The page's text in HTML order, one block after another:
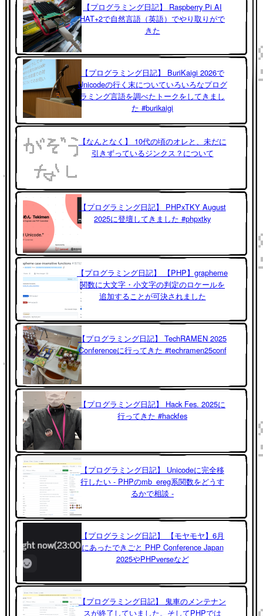
【プログラミング日記】 Raspberry Pi AI
HAT+2で自然言語（英語）でやり取りがで
きた
【プログラミング日記】 BuriKaigi 2026で
Unicodeの行く末についていろいろなプログ
ラミング言語を調べたトークをしてきまし
た #burikaigi
【なんとなく】 10代の頃のオレと、未だに
引きずっているジンクス？について
【プログラミング日記】 PHPxTKY August
2025に登壇してきました #phpxtky
【プログラミング日記】 【PHP】grapheme
関数に大文字・小文字の判定のロケールを
追加することが可決されました
【プログラミング日記】 TechRAMEN 2025
Conferenceに行ってきた #techramen25conf
【プログラミング日記】 Hack Fes. 2025に
行ってきた #hackfes
【プログラミング日記】 Unicodeに完全移
行したい - PHPのmb_ereg系関数をどうす
るかで相談 -
【プログラミング日記】 【モヤモヤ】6月
にあったできごと PHP Conference Japan
2025やPHPverseなど
【プログラミング日記】 鬼車のメンテナン
スが終了していました。そしてPHPでは